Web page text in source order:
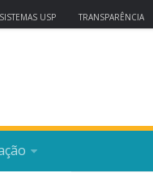
SISTEMAS USP TRANSPARÊNCIA